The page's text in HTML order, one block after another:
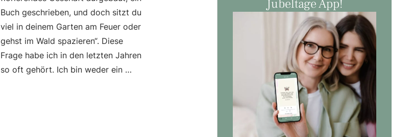
Buch geschrieben, und doch sitzt du
viel in deinem Garten am Feuer oder
gehst im Wald spazieren“. Diese
Frage habe ich in den letzten Jahren
so oft gehört. Ich bin weder ein …
Jubeltage App!